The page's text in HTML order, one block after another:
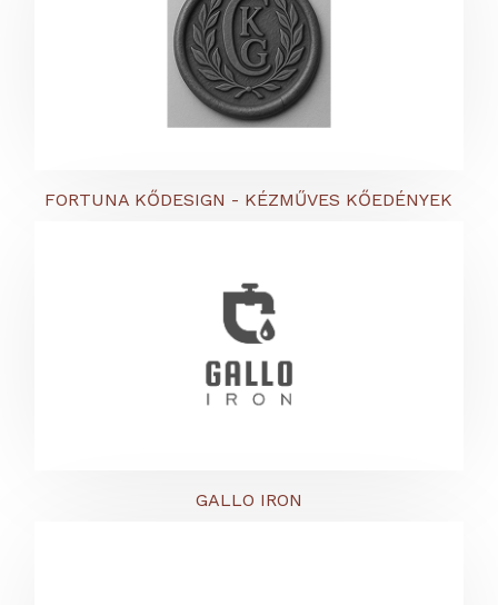
FORTUNA KŐDESIGN - KÉZMŰVES KŐEDÉNYEK
GALLO IRON